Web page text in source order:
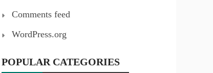
Comments feed
WordPress.org
POPULAR CATEGORIES